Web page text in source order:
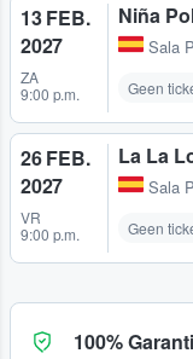
13 FEB.
2027
ZA
9:00 p.m.
Niña
Sala
Geen
26 FEB.
2027
VR
9:00 p.m.
La La
Sala
Geen
100%